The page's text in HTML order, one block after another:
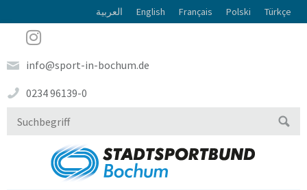
العربية English Français Polski Türkçe
info@sport-in-bochum.de
0234 96139-0